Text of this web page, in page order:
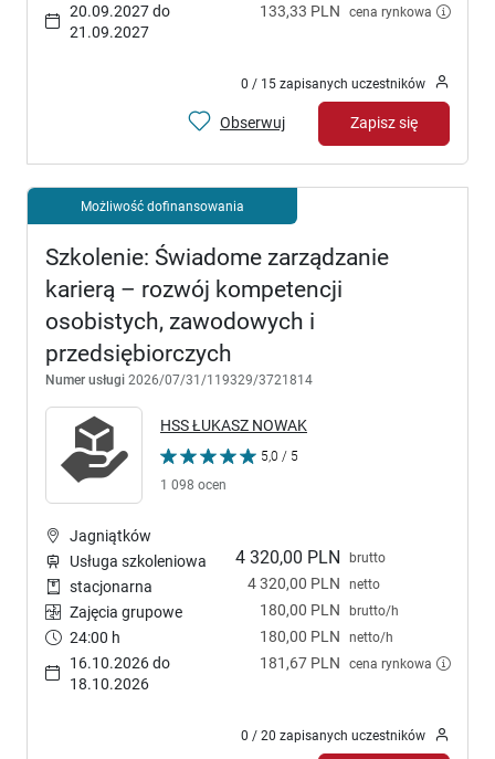
133,33 PLN cena rynkowa
20.09.2027 do
21.09.2027
0 / 15 zapisanych uczestników
Obserwuj Zapisz się
Możliwość dofinansowania
Szkolenie: Świadome zarządzanie
karierą – rozwój kompetencji
osobistych, zawodowych i
przedsiębiorczych
Numer usługi 2026/07/31/119329/3721814
HSS ŁUKASZ NOWAK
5,0 / 5
1 098 ocen
4 320,00 PLN brutto
4 320,00 PLN netto
180,00 PLN brutto/h
180,00 PLN netto/h
181,67 PLN cena rynkowa
Jagniątków
Usługa szkoleniowa
stacjonarna
Zajęcia grupowe
24:00 h
16.10.2026 do
18.10.2026
0 / 20 zapisanych uczestników